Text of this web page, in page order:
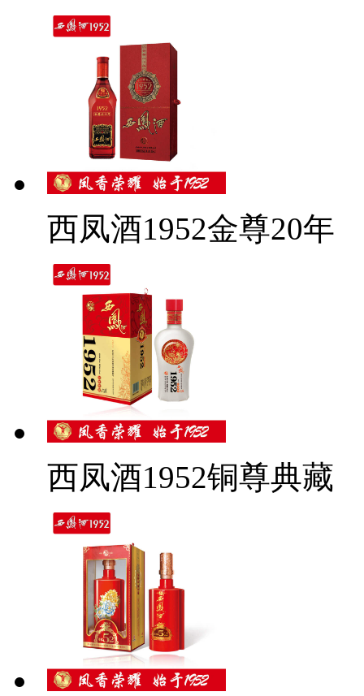
西凤酒1952金尊20年
西凤酒1952铜尊典藏